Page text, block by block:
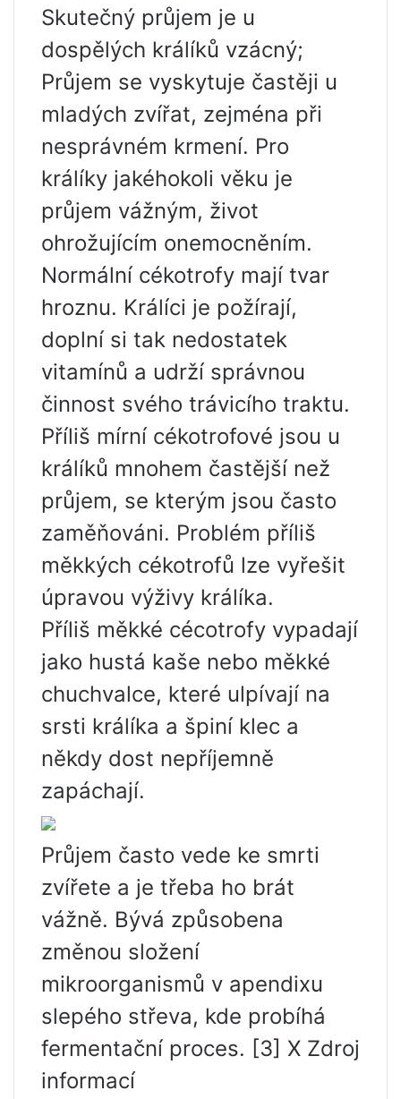
Skutečný průjem je u
dospělých králíků vzácný;
Průjem se vyskytuje častěji u
mladých zvířat, zejména při
nesprávném krmení. Pro
králíky jakéhokoli věku je
průjem vážným, život
ohrožujícím onemocněním.
Normální cékotrofy mají tvar
hroznu. Králíci je požírají,
doplní si tak nedostatek
vitamínů a udrží správnou
činnost svého trávicího traktu.
Příliš mírní cékotrofové jsou u
králíků mnohem častější než
průjem, se kterým jsou často
zaměňováni. Problém příliš
měkkých cékotrofů lze vyřešit
úpravou výživy králíka.
Příliš měkké cécotrofy vypadají
jako hustá kaše nebo měkké
chuchvalce, které ulpívají na
srsti králíka a špiní klec a
někdy dost nepříjemně
zapáchají.
Průjem často vede ke smrti
zvířete a je třeba ho brát
vážně. Bývá způsobena
změnou složení
mikroorganismů v apendixu
slepého střeva, kde probíhá
fermentační proces. [3] X Zdroj
informací